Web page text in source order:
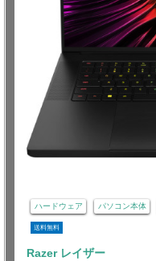
ハードウェア パソコン本体
送料無料
Razer レイザー